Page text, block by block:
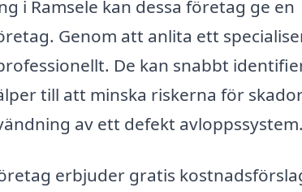
i Ramsele kan dessa företag ge en
Genom att anlita ett
De kan snabbt
till att minska riskerna för
av ett defekt avloppssystem.
erbjuder gratis